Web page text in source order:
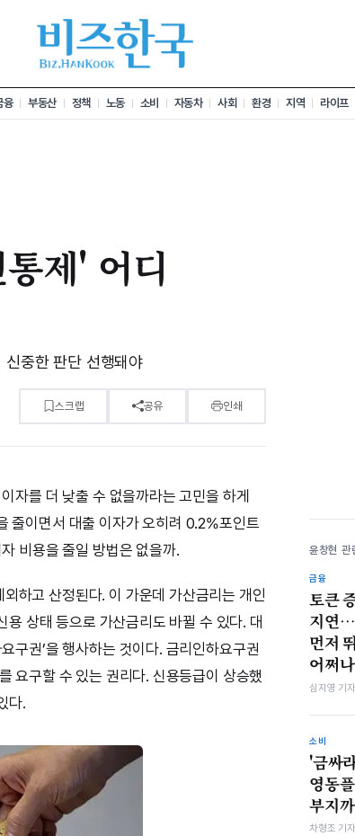
융 부동산 정책 노동 소비 자동차 사회 환경 지역 라이프
제' 어디
중한 판단 선행돼야
스크랩 공유 인쇄
자를 더 낮출 수 없을까라는 고민을 하게
줄이면서 대출 이자가 오히려 0.2%포인트
비용을 줄일 방법은 없을까.
하고 산정된다. 이 가운데 가산금리는 개인
상태 등으로 가산금리도 바뀔 수 있다. 대
구권’을 행사하는 것이다. 금리인하요구권
요구할 수 있는 권리다. 신용등급이 상승했
다.
윤창현 관
금융
토큰
지연…
먼저
어쩌나
심지영 기자
소비
'금싸
영동
부지
차형조 기자